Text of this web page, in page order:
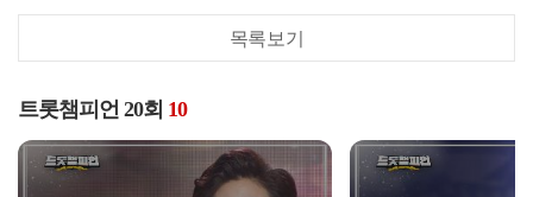
목록보기
트롯챔피언 20회 10